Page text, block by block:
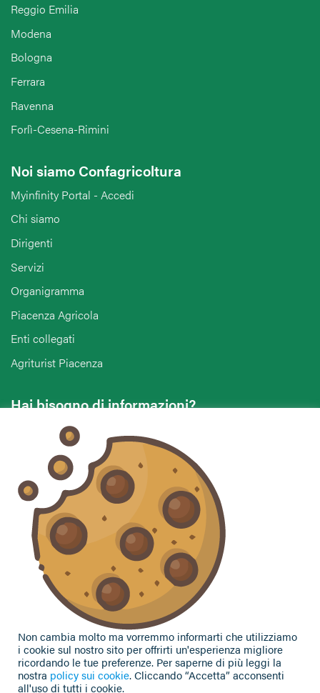
Reggio Emilia
Modena
Bologna
Ferrara
Ravenna
Forlì-Cesena-Rimini
Noi siamo Confagricoltura
Myinfinity Portal - Accedi
Chi siamo
Dirigenti
Servizi
Organigramma
Piacenza Agricola
Enti collegati
Agriturist Piacenza
Hai bisogno di informazioni?
Vuoi contattarci per ricevere assistenza, lasciare un
commento o chiedere informazioni?
CONTATTACI
Seguici sui social
Privacy Policy|Cookie Policy
Non cambia molto ma vorremmo informarti che utilizziamo
i cookie sul nostro sito per offrirti un'esperienza migliore
ricordando le tue preferenze. Per saperne di più leggi la
nostra policy sui cookie. Cliccando “Accetta” acconsenti
all'uso di tutti i cookie.